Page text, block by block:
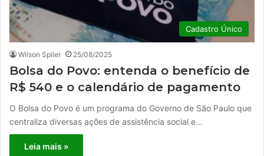
Cadastro Único
Wilson Spiler 25/08/2025
Bolsa do Povo: entenda o benefício de
R$ 540 e o calendário de pagamento
O Bolsa do Povo é um programa do Governo de São Paulo que
centraliza diversas ações de assistência social e…
Leia mais »